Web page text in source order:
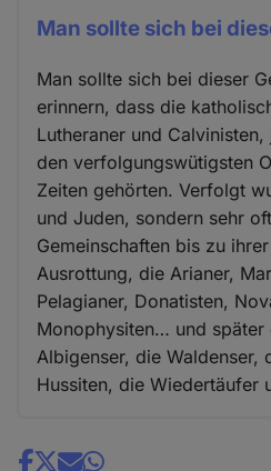
Man sollte sich bei
Man sollte sich bei dieser
erinnern, dass die
Lutheraner und
den verfolgungswütigsten
Zeiten gehörten. Verfolgt
und Juden, sondern sehr
Gemeinschaften bis zu
Ausrottung, die Arianer,
Pelagianer, Donatisten,
Monophysiten… und später
Albigenser, die Waldenser,
Hussiten, die Wiedertäufer